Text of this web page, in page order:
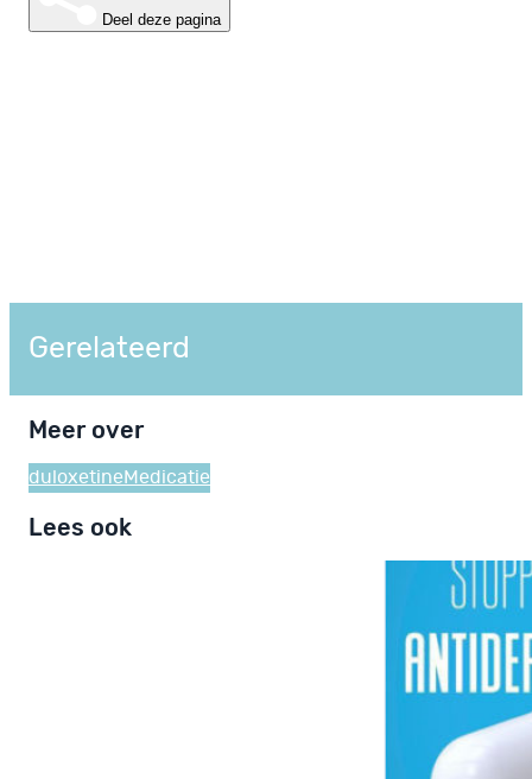
Deel deze pagina
Gerelateerd
Meer over
duloxetine Medicatie
Lees ook